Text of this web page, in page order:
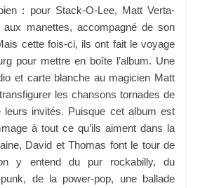
: pour Stack-O-Lee, Matt Verta-
manettes, accompagné de son
cette fois-ci, ils ont fait le voyage
pour mettre en boîte l’album. Une
et carte blanche au magicien Matt
les chansons tornades de
leurs invités. Puisque cet album est
à tout ce qu’ils aiment dans la
David et Thomas font le tour de
y entend du pur rockabilly, du
punk, de la power-pop, une ballade